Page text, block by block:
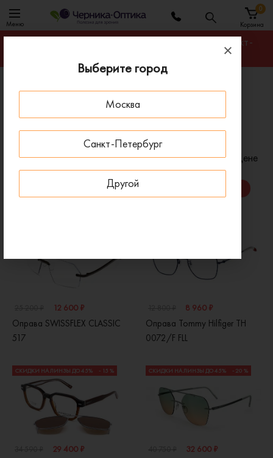
Выберите город
Москва
Санкт-Петербург
Другой
Меню Корзина
0
Гарантируем лучшую цену на любую оправу в Санкт-
Главная
Оправы для очков
Оправы мужские геометрической формы
Мужские оправы для очков геометрической формы
Фильтр
Сортировать по: Цене
Форма: Геометрическая
12 600 ₽
Оправа SWISSFLEX CLASSIC
517
8 960 ₽
Оправа Tommy Hilfiger TH
0072/F FLL
СКИДКИ НА ЛИНЗЫ ДО 45% - 15 %
29 400 ₽
СКИДКИ НА ЛИНЗЫ ДО 45% - 20 %
32 600 ₽